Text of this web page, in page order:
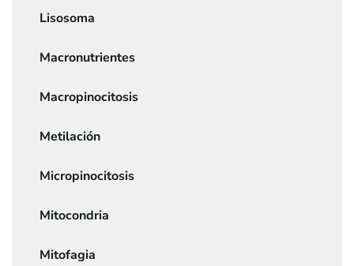
Lisosoma
Macronutrientes
Macropinocitosis
Metilación
Micropinocitosis
Mitocondria
Mitofagia